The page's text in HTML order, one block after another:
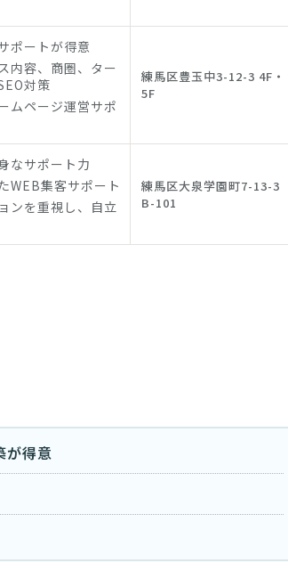
ポートが得意
内容、商圏、ター
対策
ムページ運営サポ
練馬区豊玉中3-12-3 4F・
5F
なサポート力
WEB集客サポート
ンを重視し、自立
練馬区大泉学園町7-13-3
B-101
が得意